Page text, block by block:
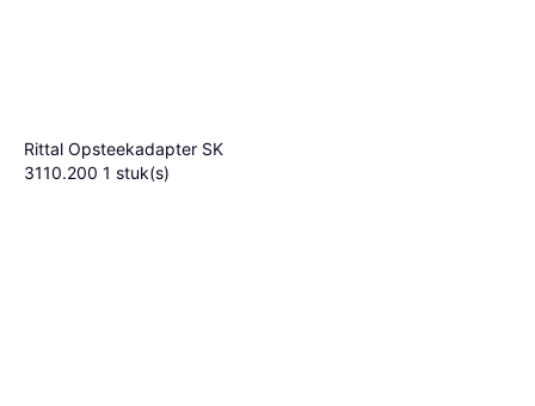
Rittal Opsteekadapter SK
3110.200 1 stuk(s)